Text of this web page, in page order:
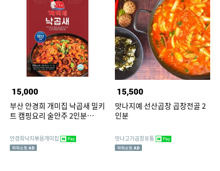
15,000
부산 안경희 개미집 낙곱새 밀키
트 캠핑요리 술안주 2인분
안경희낙지볶음개미집
15,500
맛나지예 선산곱창 곱창전골 2
인분
맛나고기곱창유통